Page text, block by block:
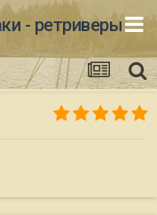
- ретриверы